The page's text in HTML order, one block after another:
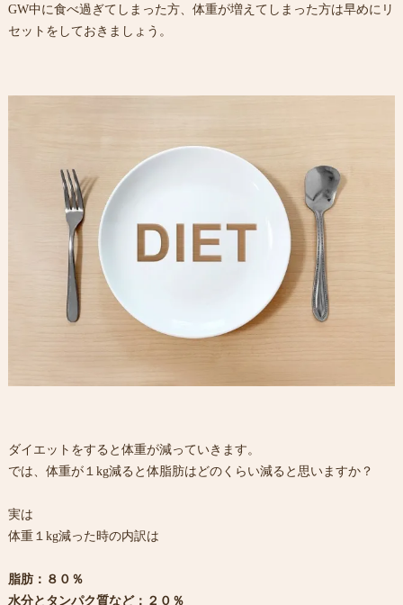
GW中に食べ過ぎてしまった方、体重が増えてしまった方は早めにリ
セットをしておきましょう。
ダイエットをすると体重が減っていきます。
では、体重が１kg減ると体脂肪はどのくらい減ると思いますか？
実は
体重１kg減った時の内訳は
脂肪：８０％
水分とタンパク質など：２０％